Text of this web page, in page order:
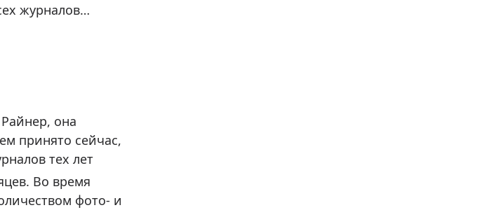
журналов…
она
принято сейчас,
тех лет
Во время
фото- и